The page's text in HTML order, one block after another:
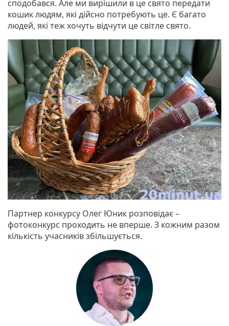
сподобався. Але ми вирішили в це свято передати
кошик людям, які дійсно потребують це. Є багато
людей, які теж хочуть відчути це світле свято.
Партнер конкурсу Олег Юник розповідає –
фотоконкурс проходить не вперше. З кожним разом
кількість учасників збільшується.